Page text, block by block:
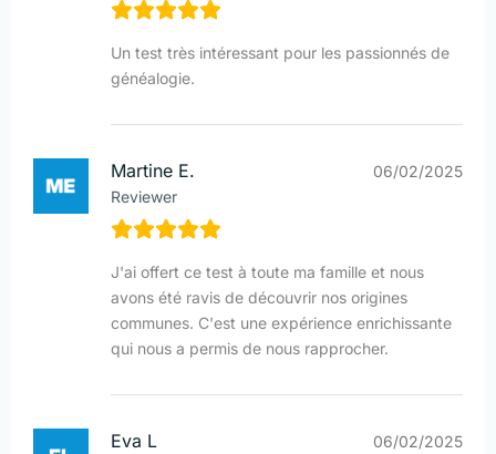
Un test très intéressant pour les passionnés de
généalogie.
Martine E.
Reviewer
06/02/2025
J'ai offert ce test à toute ma famille et nous
avons été ravis de découvrir nos origines
communes. C'est une expérience enrichissante
qui nous a permis de nous rapprocher.
Eva L 06/02/2025